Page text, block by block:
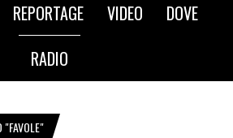
REPORTAGE VIDEO
DOVE
RADIO
"FAVOLE"